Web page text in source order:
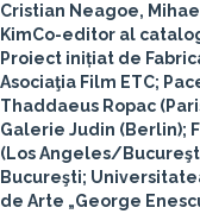
Cristian Neagoe,
KimCo-editor al
Proiect inițiat de
Asociaţia Film ETC;
Thaddaeus Ropac
Galerie Judin (Berlin);
(Los Angeles/
Bucureşti;
de Arte „George